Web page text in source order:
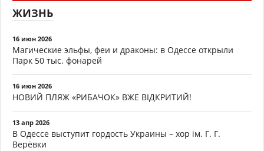
ЖИЗНЬ
16 июн 2026
Магические эльфы, феи и драконы: в Одессе открыли
Парк 50 тыс. фонарей
16 июн 2026
НОВИЙ ПЛЯЖ «РИБАЧОК» ВЖЕ ВІДКРИТИЙ!
13 апр 2026
В Одессе выступит гордость Украины – хор ім. Г. Г.
Верёвки